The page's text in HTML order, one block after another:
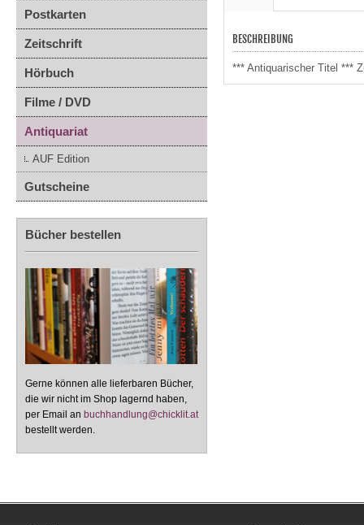
Postkarten
Zeitschrift
Hörbuch
Filme / DVD
Antiquariat
AUF Edition
Gutscheine
Bücher bestellen
Gerne können alle lieferbaren Bücher,
die wir nicht im Shop lagernd haben,
per Email an buchhandlung@chicklit.at
bestellt werden.
BESCHREIBUNG
*** Antiquarischer Titel ***